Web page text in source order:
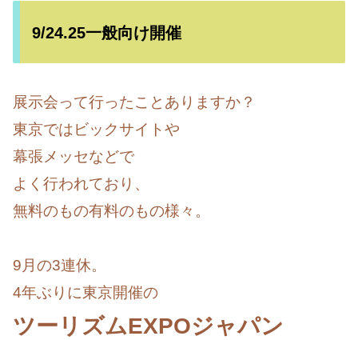
9/24.25一般向け開催
展示会って行ったことありますか？
東京ではビックサイトや
幕張メッセなどで
よく行われており、
無料のもの有料のもの様々。
9月の3連休。
4年ぶりに東京開催の
ツーリズムEXPOジャパン